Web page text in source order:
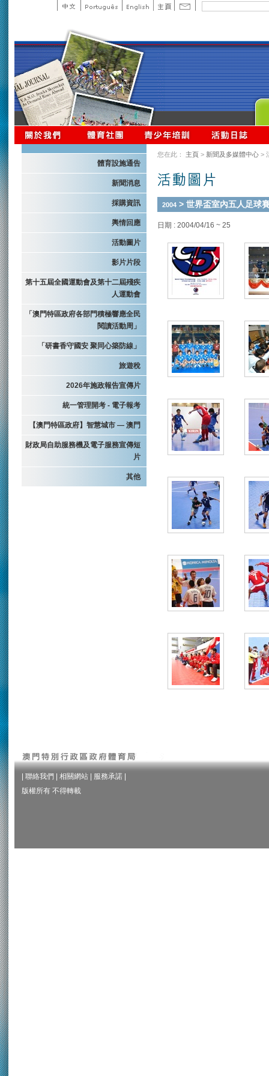
體育設施通告
新聞消息
採購資訊
輿情回應
活動圖片
影片片段
第十五屆全國運動會及第十二屆殘疾
人運動會
「澳門特區政府各部門積極響應全民
閱讀活動周」
「研書香守國安 聚同心築防線」
旅遊稅
2026年施政報告宣傳片
統一管理開考 - 電子報考
【澳門特區政府】智慧城市 — 澳門
財政局自助服務機及電子服務宣傳短
片
其他
您在此： 主頁 > 新聞及多媒體中心 >
2004 > 世界盃室內五人足球
日期 : 2004/04/16 ~ 25
聯絡我們 相關網站 服務承諾
版權所有 不得轉載